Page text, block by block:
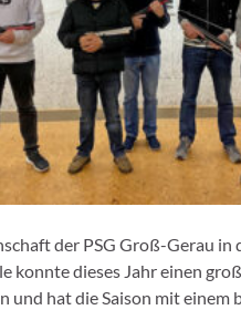
der PSG Groß-Gerau in
konnte dieses Jahr einen
und hat die Saison mit einem